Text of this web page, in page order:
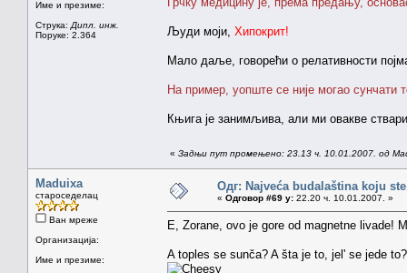
Име и презиме:
Струка: Дипл. инж.
Поруке: 2.364
Људи моји, Хипокрит!
Мало даље, говорећи о релативности
На пример, уопште се није могао сунчати
Књига је занимљива, али ми овакве
« Задњи пут промењено: 23.13 ч. 10.01.2007. од
Maduixa
староседелац
Ван мреже
Организација:
Име и презиме:
Одг: Najveća budalaština koju
« Одговор #69 у: 22.20 ч. 10.01.2007. »
E, Zorane, ovo je gore od magnetne livade!
A toples se sunča? A šta je to, jel' se jede